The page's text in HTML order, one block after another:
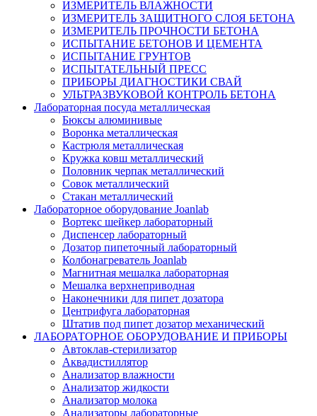
ИЗМЕРИТЕЛЬ ВЛАЖНОСТИ
ИЗМЕРИТЕЛЬ ЗАЩИТНОГО СЛОЯ БЕТОНА
ИЗМЕРИТЕЛЬ ПРОЧНОСТИ БЕТОНА
ИСПЫТАНИЕ БЕТОНОВ И ЦЕМЕНТА
ИСПЫТАНИЕ ГРУНТОВ
ИСПЫТАТЕЛЬНЫЙ ПРЕСС
ПРИБОРЫ ДИАГНОСТИКИ СВАЙ
УЛЬТРАЗВУКОВОЙ КОНТРОЛЬ БЕТОНА
Лабораторная посуда металлическая
Бюксы алюминивые
Воронка металлическая
Кастрюля металлическая
Кружка ковш металлический
Половник черпак металлический
Совок металлический
Стакан металлический
Лабораторное оборудование Joanlab
Вортекс шейкер лабораторный
Диспенсер лабораторный
Дозатор пипеточный лабораторный
Колбонагреватель Joanlab
Магнитная мешалка лабораторная
Мешалка верхнеприводная
Наконечники для пипет дозатора
Центрифуга лабораторная
Штатив под пипет дозатор механический
ЛАБОРАТОРНОЕ ОБОРУДОВАНИЕ И ПРИБОРЫ
Автоклав-стерилизатор
Аквадистиллятор
Анализатор влажности
Анализатор жидкости
Анализатор молока
Анализаторы лабораторные